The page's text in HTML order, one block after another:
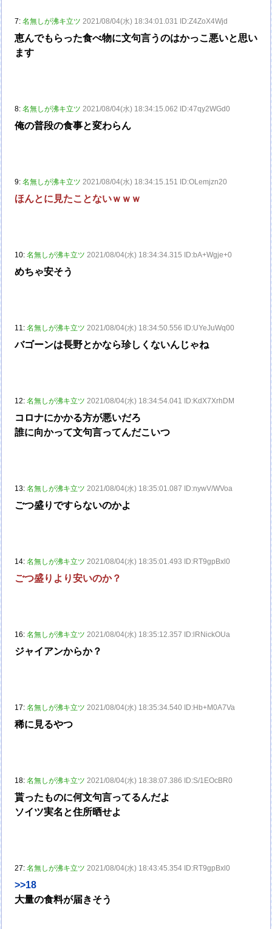
7:名無しが沸キ立ツ 2021/08/04(水) 18:34:01.031 ID:Z4ZoX4Wjd
恵んでもらった食べ物に文句言うのはかっこ悪いと思い
ます
8:名無しが沸キ立ツ 2021/08/04(水) 18:34:15.062 ID:47qy2WGd0
俺の普段の食事と変わらん
9:名無しが沸キ立ツ 2021/08/04(水) 18:34:15.151 ID:OLemjzn20
ほんとに見たことないｗｗｗ
10:名無しが沸キ立ツ 2021/08/04(水) 18:34:34.315 ID:bA+Wgje+0
めちゃ安そう
11:名無しが沸キ立ツ 2021/08/04(水) 18:34:50.556 ID:UYeJuWq00
バゴーンは長野とかなら珍しくないんじゃね
12:名無しが沸キ立ツ 2021/08/04(水) 18:34:54.041 ID:KdX7XrhDM
コロナにかかる方が悪いだろ
誰に向かって文句言ってんだこいつ
13:名無しが沸キ立ツ 2021/08/04(水) 18:35:01.087 ID:nywV/WVoa
ごつ盛りですらないのかよ
14:名無しが沸キ立ツ 2021/08/04(水) 18:35:01.493 ID:RT9gpBxl0
ごつ盛りより安いのか？
16:名無しが沸キ立ツ 2021/08/04(水) 18:35:12.357 ID:lRNickOUa
ジャイアンからか？
17:名無しが沸キ立ツ 2021/08/04(水) 18:35:34.540 ID:Hb+M0A7Va
稀に見るやつ
18:名無しが沸キ立ツ 2021/08/04(水) 18:38:07.386 ID:S/1EOcBR0
貰ったものに何文句言ってるんだよ
ソイツ実名と住所晒せよ
27:名無しが沸キ立ツ 2021/08/04(水) 18:43:45.354 ID:RT9gpBxl0
>>18
大量の食料が届きそう